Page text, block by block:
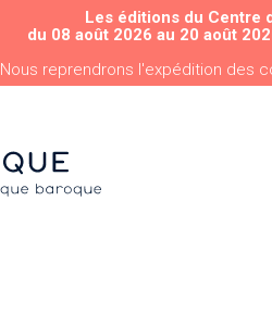
Les éditions du Centre
du 08 août 2026 au 20 août
Nous reprendrons l'expédition des